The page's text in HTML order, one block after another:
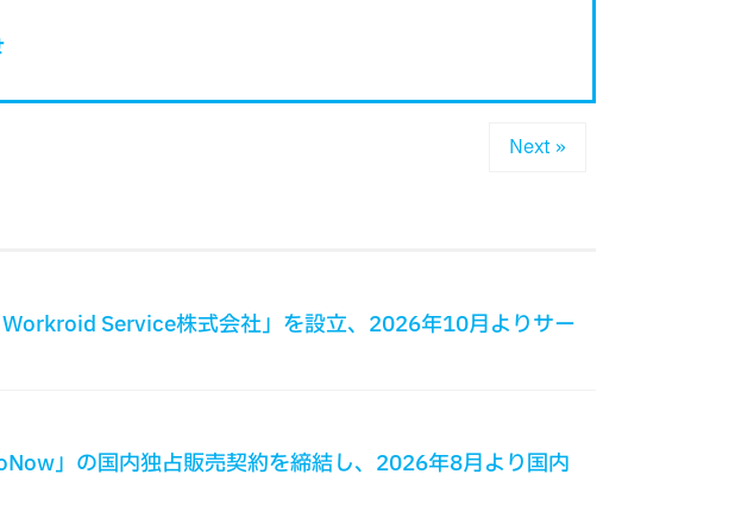
Next »
Service株式会社」を設立、2026年10月よりサー
」の国内独占販売契約を締結し、2026年8月より国内